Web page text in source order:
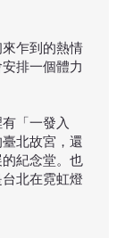
乍到的熱情
排一個體力
「一發入
北故宮，還
紀念堂。也
北在霓虹燈